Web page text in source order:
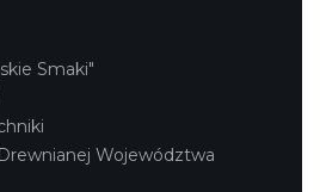
Smaki"
Województwa